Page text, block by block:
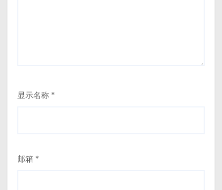
显示名称 *
邮箱 *